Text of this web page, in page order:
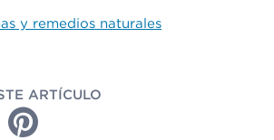
y remedios naturales
ARTÍCULO